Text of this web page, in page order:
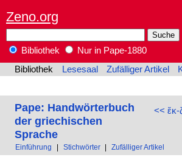
Zeno.org
Bibliothek
Nur in Pape-1880
Bibliothek
Lesesaal Zufälliger Artikel
<<
Pape: Handwörterbuch
der griechischen
Sprache
Einführung Stichwörter Zufälliger Artikel